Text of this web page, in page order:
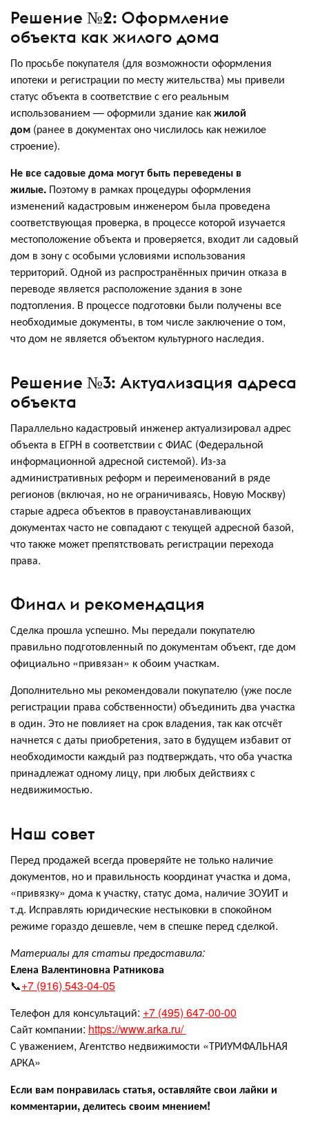
Решение №2: Оформление
объекта как жилого дома
По просьбе покупателя (для возможности оформления
ипотеки и регистрации по месту жительства) мы привели
статус объекта в соответствие с его реальным
использованием — оформили здание какжилой
дом (ранее в документах оно числилось как нежилое
строение).
Не все садовые дома могут быть переведены в
жилые. Поэтому в рамках процедуры оформления
изменений кадастровым инженером была проведена
соответствующая проверка, в процессе которой изучается
местоположение объекта и проверяется, входит ли садовый
дом в зону с особыми условиями использования
территорий. Одной из распространённых причин отказа в
переводе является расположение здания в зоне
подтопления. В процессе подготовки были получены все
необходимые документы, в том числе заключение о том,
что дом не является объектом культурного наследия.
Решение №3: Актуализация адреса
объекта
Параллельно кадастровый инженер актуализировал адрес
объекта в ЕГРН в соответствии с ФИАС (Федеральной
информационной адресной системой). Из-за
административных реформ и переименований в ряде
регионов (включая, но не ограничиваясь, Новую Москву)
старые адреса объектов в правоустанавливающих
документах часто не совпадают с текущей адресной базой,
что также может препятствовать регистрации перехода
права.
Финал и рекомендация
Сделка прошла успешно. Мы передали покупателю
правильно подготовленный по документам объект, где дом
официально «привязан» к обоим участкам.
Дополнительно мы рекомендовали покупателю (уже после
регистрации права собственности) объединить два участка
в один. Это не повлияет на срок владения, так как отсчёт
начнется с даты приобретения, зато в будущем избавит от
необходимости каждый раз подтверждать, что оба участка
принадлежат одному лицу, при любых действиях с
недвижимостью.
Наш совет
Перед продажей всегда проверяйте не только наличие
документов, но и правильность координат участка и дома,
«привязку» дома к участку, статус дома, наличие ЗОУИТ и
т.д. Исправлять юридические нестыковки в спокойном
режиме гораздо дешевле, чем в спешке перед сделкой.
Материалы для статьи предоставила:
Елена Валентиновна Ратникова
📞+7 (916) 543-04-05
Телефон для консультаций: +7 (495) 647-00-00
Сайт компании: https://www.arka.ru/
С уважением, Агентство недвижимости «ТРИУМФАЛЬНАЯ
АРКА»
Если вам понравилась статья, оставляйте свои лайки и
комментарии, делитесь своим мнением!